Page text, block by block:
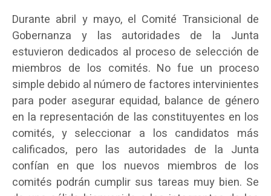
Durante abril y mayo, el Comité Transicional de
Gobernanza y las autoridades de la Junta
estuvieron dedicados al proceso de selección de
miembros de los comités. No fue un proceso
simple debido al número de factores intervinientes
para poder asegurar equidad, balance de género
en la representación de las constituyentes en los
comités, y seleccionar a los candidatos más
calificados, pero las autoridades de la Junta
confían en que los nuevos miembros de los
comités podrán cumplir sus tareas muy bien. Se